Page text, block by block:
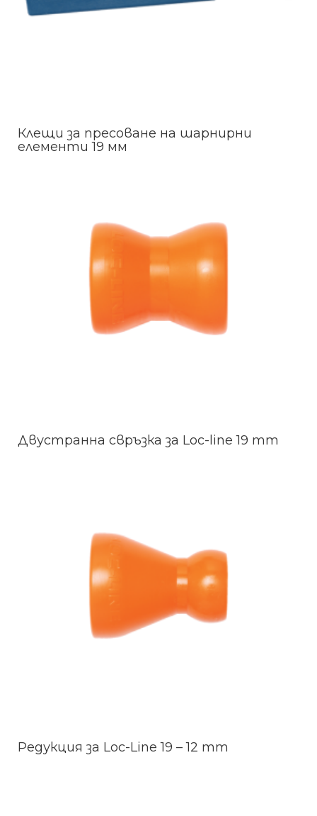
Клещи за пресоване на шарнирни
елементи 19 мм
Двустранна свръзка за Loc-line 19 mm
Редукция за Loc-Line 19 – 12 mm